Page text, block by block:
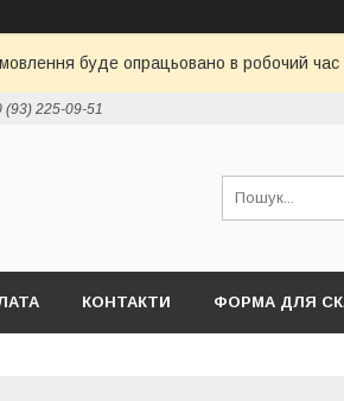
буде опрацьовано в робочий
(93) 225-09-51
КОНТАКТИ ФОРМА ДЛЯ